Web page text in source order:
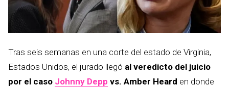
Tras seis semanas en una corte del estado de Virginia,
Estados Unidos, el jurado llegó al veredicto del juicio
por el caso Johnny Depp vs. Amber Heard en donde